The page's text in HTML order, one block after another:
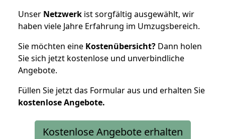
Unser Netzwerk ist sorgfältig ausgewählt, wir
haben viele Jahre Erfahrung im Umzugsbereich.
Sie möchten eine Kostenübersicht? Dann holen
Sie sich jetzt kostenlose und unverbindliche
Angebote.
Füllen Sie jetzt das Formular aus und erhalten Sie
kostenloseAngebote.
Kostenlose Angebote erhalten